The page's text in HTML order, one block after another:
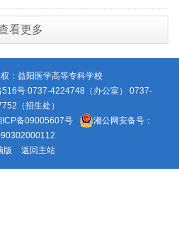
看更多
：益阳医学高等专科学校
516号 0737-4224748（办公室） 0737-
（招生处）
ICP备09005607号
湘公网安备号：
版
返回主站